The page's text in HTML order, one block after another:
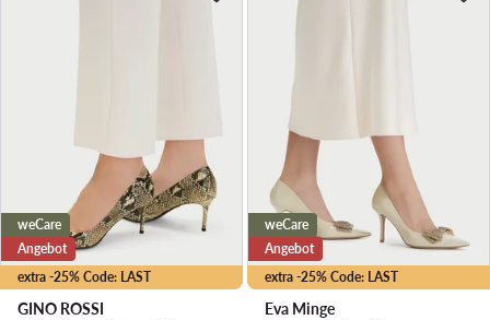
extra -25% Code: LAST
weCare
Angebot
GINO ROSSI
extra -25% Code: LAST
weCare
Angebot
Eva Minge